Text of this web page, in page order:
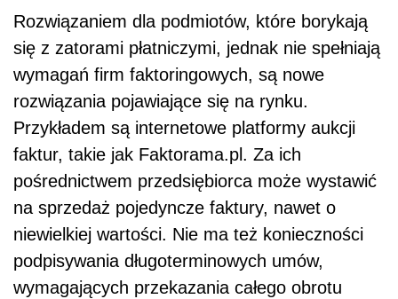
Rozwiązaniem dla podmiotów, które borykają
się z zatorami płatniczymi, jednak nie spełniają
wymagań firm faktoringowych, są nowe
rozwiązania pojawiające się na rynku.
Przykładem są internetowe platformy aukcji
faktur, takie jak Faktorama.pl. Za ich
pośrednictwem przedsiębiorca może wystawić
na sprzedaż pojedyncze faktury, nawet o
niewielkiej wartości. Nie ma też konieczności
podpisywania długoterminowych umów,
wymagających przekazania całego obrotu